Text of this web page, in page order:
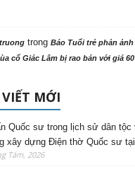
trong Báo Tuổi trẻ phản
cổ Giác Lâm bị rao bán với giá
MỚI
Quốc sư trong lịch sử dân tộc
xây dựng Điện thờ Quốc sư tại
Tám, 2026